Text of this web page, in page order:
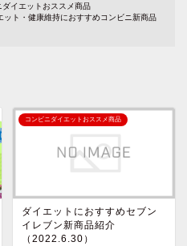
ダイエットおススメ商品
ト・健康維持におすすめコンビニ新商品
コンビニダイエットおススメ商品
ダイエットにおすすめセブン
イレブン新商品紹介
（2022.6.30）